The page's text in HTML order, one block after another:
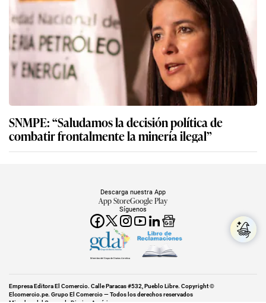
SNMPE: “Saludamos la decisión política de
combatir frontalmente la minería ilegal”
Síguenos
Descarga nuestra App
App StoreGoogle Play
Miembro del Grupo de Diarios América
Empresa Editora El Comercio. Calle Paracas #532, Pueblo Libre. Copyright ©
Elcomercio.pe. Grupo El Comercio — Todos los derechos reservados